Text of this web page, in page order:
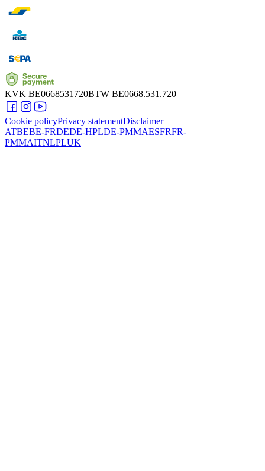
KVK BE0668531720BTW BE0668.531.720
Cookie policyPrivacy statementDisclaimer
ATBEBE-FRDEDE-HPLDE-PMMAESFRFR-
PMMAITNLPLUK